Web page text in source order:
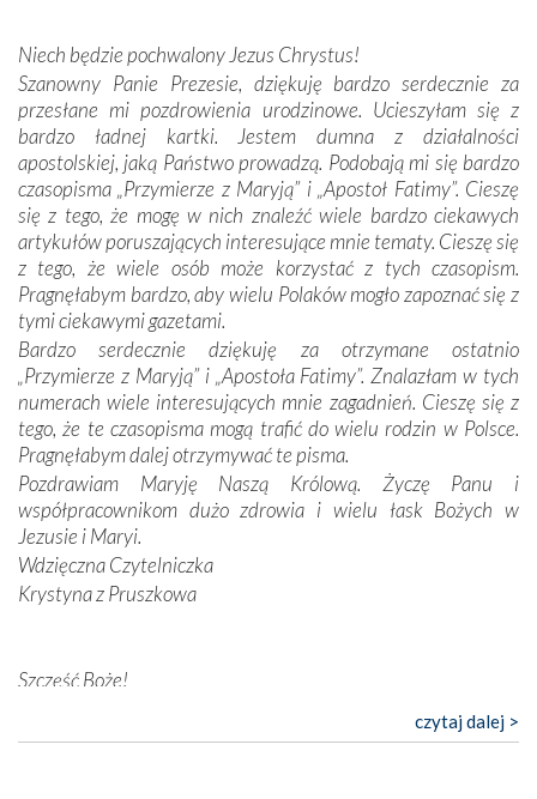
mieliśmy okazję przekonać się, że Maryja swoją opieką
otacza nie tylko nasz naród, lecz wszystkie nacje, które
się Jej ufnie oddają, a także każdą osobę, która zawierza
Jej siebie oraz swych bliskich.
Dzieje Portugalii to również historia wierności Bogu i
odstępstw, także w życiu władców. Trudne momenty w
wymiarze tak osobistym, jak i zbiorowym, przypominają o
konieczności ciągłego zabiegania o własną duszę i o łaskę
Opatrzności. Wierność przynosi pomyślność –
przynajmniej w życiu duchowym. Odstępstwo owocuje
nieszczęściem i śmiercią. Te uniwersalne prawdy
przychodziły na myśl, gdy słuchaliśmy opowieści
przewodników o portugalskich monarchach i wodzach,
zwycięskich bitwach i nieszczęśliwych losach grzesznych
kochanków.
Byli tym razem pośród Apostołów Fatimy reprezentanci
każdego spośród żyjących pokoleń. Najmłodszy uczestnik
liczył sobie 13 lat, zaś senior, pan Zdzisław – już 94.
Całe życie marzyłem, by tu przyjechać
Nasza pielgrzymka nie byłaby tak bogata w duchową treść
Oprócz zapewnienia nam możliwości codziennego
Niech będzie pochwalony Jezus Chrystus!
Szanowny Panie Prezesie, dziękuję bardzo serdecznie za
przesłane mi pozdrowienia urodzinowe. Ucieszyłam się z
bardzo ładnej kartki. Jestem dumna z działalności
apostolskiej, jaką Państwo prowadzą. Podobają mi się bardzo
czasopisma „Przymierze z Maryją” i „Apostoł Fatimy”. Cieszę
się z tego, że mogę w nich znaleźć wiele bardzo ciekawych
artykułów poruszających interesujące mnie tematy. Cieszę się
z tego, że wiele osób może korzystać z tych czasopism.
Pragnęłabym bardzo, aby wielu Polaków mogło zapoznać się z
tymi ciekawymi gazetami.
Bardzo serdecznie dziękuję za otrzymane ostatnio
„Przymierze z Maryją” i „Apostoła Fatimy”. Znalazłam w tych
numerach wiele interesujących mnie zagadnień. Cieszę się z
tego, że te czasopisma mogą trafić do wielu rodzin w Polsce.
Pragnęłabym dalej otrzymywać te pisma.
Pozdrawiam Maryję Naszą Królową. Życzę Panu i
współpracownikom dużo zdrowia i wielu łask Bożych w
Jezusie i Maryi.
Wdzięczna Czytelniczka
Krystyna z Pruszkowa
Szczęść Boże!
to pismo, które bardzo sobie cenię i szanuję. Redagujecie
czytaj dalej >